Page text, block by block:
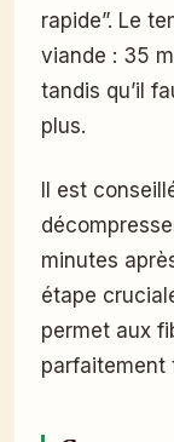
rapide”. Le
viande : 35
tandis qu’il
plus.
Il est
minutes
étape
permet aux
parfaitement